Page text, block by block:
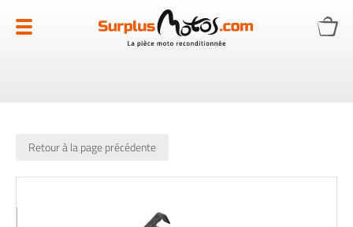
au
contenu
Retour à la page précédente